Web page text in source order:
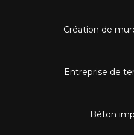
Création de
Entreprise de
Béton